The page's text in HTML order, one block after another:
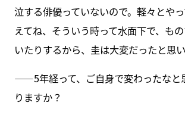
泣する俳優っていないので。軽々とや
えてね、そういう時って水面下で、も
いたりするから、圭は大変だったと思い
――5年経って、ご自身で変わったなと
りますか？